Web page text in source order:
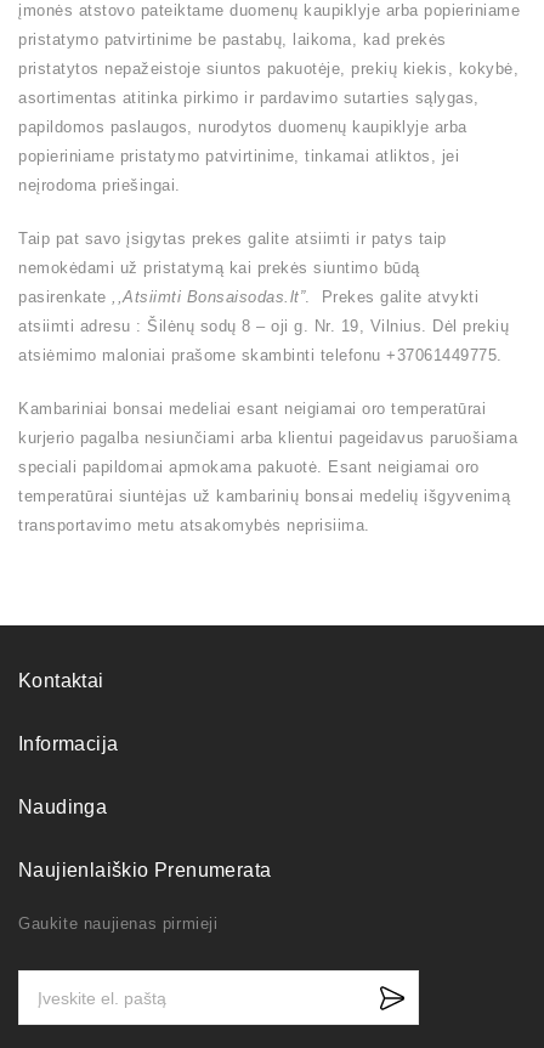
įmonės atstovo pateiktame duomenų kaupiklyje arba popieriniame
pristatymo patvirtinime be pastabų, laikoma, kad prekės
pristatytos nepažeistoje siuntos pakuotėje, prekių kiekis, kokybė,
asortimentas atitinka pirkimo ir pardavimo sutarties sąlygas,
papildomos paslaugos, nurodytos duomenų kaupiklyje arba
popieriniame pristatymo patvirtinime, tinkamai atliktos, jei
neįrodoma priešingai.
Taip pat savo įsigytas prekes galite atsiimti ir patys taip
nemokėdami už pristatymą kai prekės siuntimo būdą
pasirenkate ,,Atsiimti Bonsaisodas.lt”. Prekes galite atvykti
atsiimti adresu : Šilėnų sodų 8 – oji g. Nr. 19, Vilnius. Dėl prekių
atsiėmimo maloniai prašome skambinti telefonu +37061449775.
Kambariniai bonsai medeliai esant neigiamai oro temperatūrai
kurjerio pagalba nesiunčiami arba klientui pageidavus paruošiama
speciali papildomai apmokama pakuotė. Esant neigiamai oro
temperatūrai siuntėjas už kambarinių bonsai medelių išgyvenimą
transportavimo metu atsakomybės neprisiima.
Kontaktai
Informacija
Naudinga
Naujienlaiškio Prenumerata
Gaukite naujienas pirmieji